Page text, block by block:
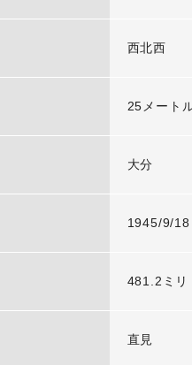
西北西
25メート
大分
1945/9/
481.2ミリ
直見